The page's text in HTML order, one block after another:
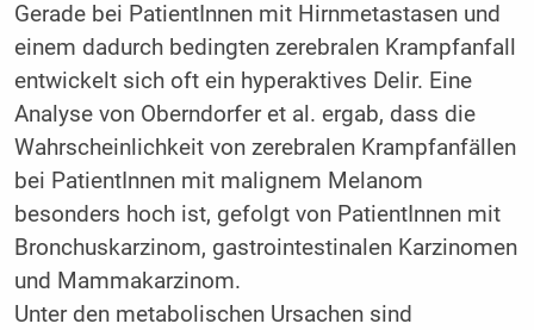
Gerade bei PatientInnen mit Hirnmetastasen und
einem dadurch bedingten zerebralen Krampfanfall
entwickelt sich oft ein hyperaktives Delir. Eine
Analyse von Oberndorfer et al. ergab, dass die
Wahrscheinlichkeit von zerebralen Krampfanfällen
bei PatientInnen mit malignem Melanom
besonders hoch ist, gefolgt von PatientInnen mit
Bronchuskarzinom, gastrointestinalen Karzinomen
und Mammakarzinom.
Unter den metabolischen Ursachen sind